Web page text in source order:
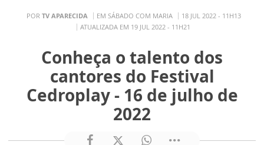
POR TV APARECIDA EM SÁBADO COM MARIA
18 JUL 2022 - 11H13
ATUALIZADA EM 19 JUL 2022 - 11H21
Conheça o talento dos
cantores do Festival
Cedroplay - 16 de julho de
2022